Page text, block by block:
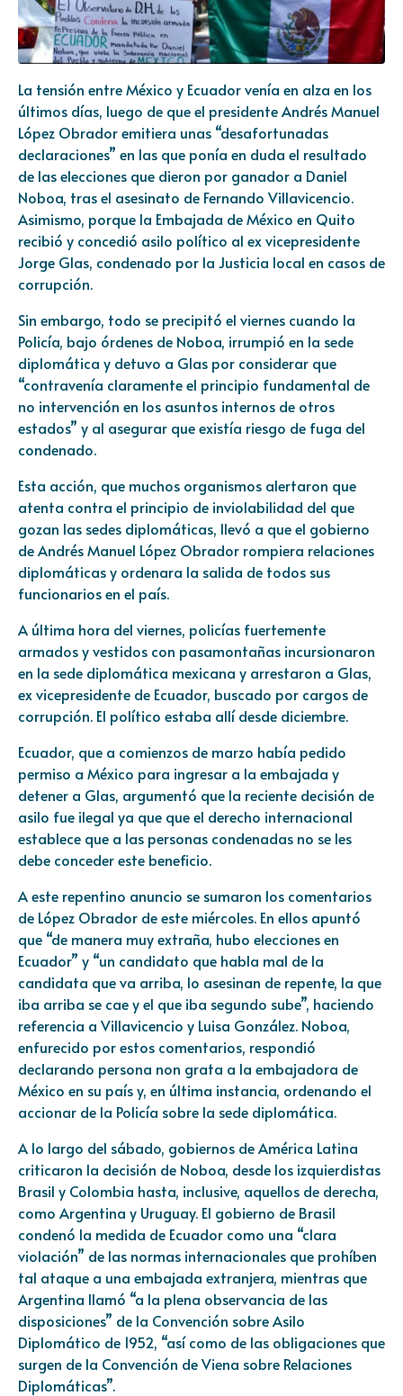
La tensión entre México y Ecuador venía en alza en los
últimos días, luego de que el presidente Andrés Manuel
López Obrador emitiera unas “desafortunadas
declaraciones” en las que ponía en duda el resultado
de las elecciones que dieron por ganador a Daniel
Noboa, tras el asesinato de Fernando Villavicencio.
Asimismo, porque la Embajada de México en Quito
recibió y concedió asilo político al ex vicepresidente
Jorge Glas, condenado por la Justicia local en casos de
corrupción.
Sin embargo, todo se precipitó el viernes cuando la
Policía, bajo órdenes de Noboa, irrumpió en la sede
diplomática y detuvo a Glas por considerar que
“contravenía claramente el principio fundamental de
no intervención en los asuntos internos de otros
estados” y al asegurar que existía riesgo de fuga del
condenado.
Esta acción, que muchos organismos alertaron que
atenta contra el principio de inviolabilidad del que
gozan las sedes diplomáticas, llevó a que el gobierno
de Andrés Manuel López Obrador rompiera relaciones
diplomáticas y ordenara la salida de todos sus
funcionarios en el país.
A última hora del viernes, policías fuertemente
armados y vestidos con pasamontañas incursionaron
en la sede diplomática mexicana y arrestaron a Glas,
ex vicepresidente de Ecuador, buscado por cargos de
corrupción. El político estaba allí desde diciembre.
Ecuador, que a comienzos de marzo había pedido
permiso a México para ingresar a la embajada y
detener a Glas, argumentó que la reciente decisión de
asilo fue ilegal ya que que el derecho internacional
establece que a las personas condenadas no se les
debe conceder este beneficio.
A este repentino anuncio se sumaron los comentarios
de López Obrador de este miércoles. En ellos apuntó
que “de manera muy extraña, hubo elecciones en
Ecuador” y “un candidato que habla mal de la
candidata que va arriba, lo asesinan de repente, la que
iba arriba se cae y el que iba segundo sube”, haciendo
referencia a Villavicencio y Luisa González. Noboa,
enfurecido por estos comentarios, respondió
declarando persona non grata a la embajadora de
México en su país y, en última instancia, ordenando el
accionar de la Policía sobre la sede diplomática.
A lo largo del sábado, gobiernos de América Latina
criticaron la decisión de Noboa, desde los izquierdistas
Brasil y Colombia hasta, inclusive, aquellos de derecha,
como Argentina y Uruguay. El gobierno de Brasil
condenó la medida de Ecuador como una “clara
violación” de las normas internacionales que prohíben
tal ataque a una embajada extranjera, mientras que
Argentina llamó “a la plena observancia de las
disposiciones” de la Convención sobre Asilo
Diplomático de 1952, “así como de las obligaciones que
surgen de la Convención de Viena sobre Relaciones
Diplomáticas”.